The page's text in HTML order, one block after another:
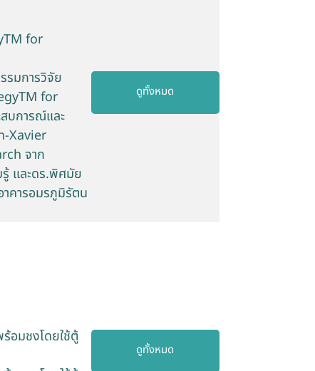
for
มการวิจัย
for
บการณ์และ
Xavier
จาก
และดร.พิศมัย
คารอมรภูมิรัตน
ดูทั้งหมด
อมชงโดยใช้ตู้
ดูทั้งหมด